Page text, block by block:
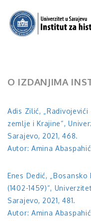
O IZDANJIMA
Adis Zilić,
zemlje i Krajine“,
Sarajevo, 2021, 468.
Autor: Amina Abaspahić
Enes Dedić,
(1402-1459)“,
Sarajevo, 2021, 481.
Autor: Amina Abaspahić